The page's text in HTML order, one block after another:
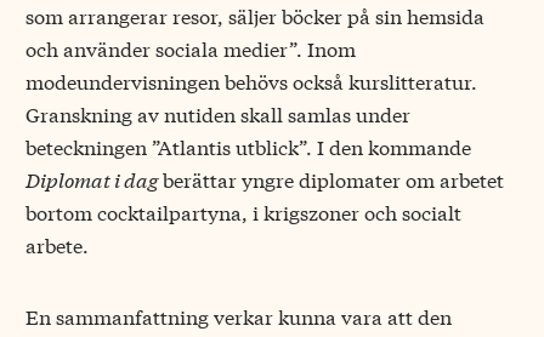
som arrangerar resor, säljer böcker på sin hemsida
och använder sociala medier”. Inom
modeundervisningen behövs också kurslitteratur.
Granskning av nutiden skall samlas under
beteckningen ”Atlantis utblick”. I den kommande
Diplomat i dagberättar yngre diplomater om arbetet
bortom cocktailpartyna, i krigszoner och socialt
arbete.
En sammanfattning verkar kunna vara att den